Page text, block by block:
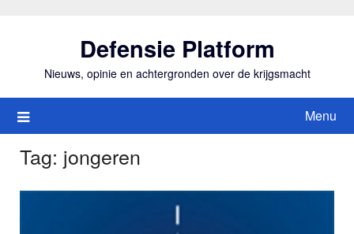
Defensie Platform
Nieuws, opinie en achtergronden over de krijgsmacht
Menu
Tag: jongeren